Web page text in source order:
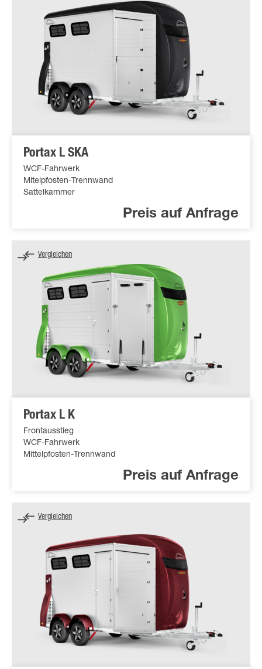
Portax L SKA
WCF-Fahrwerk
Mitelpfosten-Trennwand
Sattelkammer
Preis auf Anfrage
Portax L K
Frontausstieg
WCF-Fahrwerk
Mittelpfosten-Trennwand
Preis auf Anfrage
Vergleichen
Vergleichen